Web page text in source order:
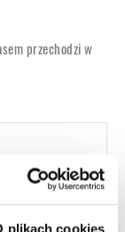
plikach cookies
przechodzi w